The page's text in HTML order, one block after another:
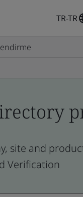
TR-TR
site and
Verification